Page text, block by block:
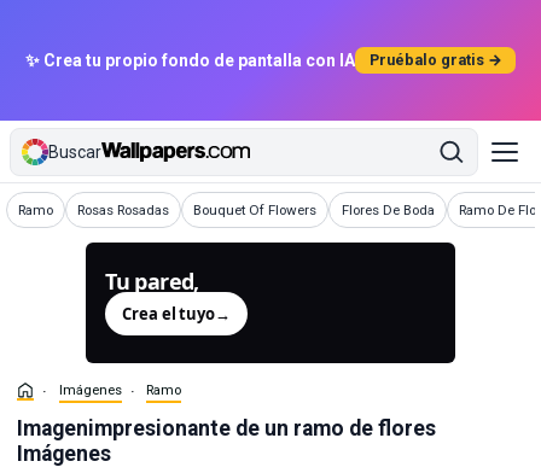
✨ Crea tu propio fondo de pantalla con IA Pruébalo gratis →
Buscar
Ramo
ImágenesRosas Rosadas
Imágenes Bouquet Of Flowers
Imágenes Flores De Boda
Imágenes Ramo De
Imágenes
Tu pared,
Crea el tuyo→
Imágenes Ramo
Imagenimpresionante de un ramo de flores
Imágenes